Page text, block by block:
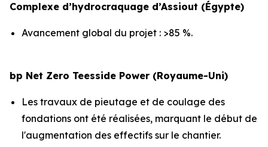
Complexe d’hydrocraquage d’Assiout (Égypte)
Avancement global du projet : >85 %.
bp Net Zero Teesside Power (Royaume-Uni)
Les travaux de pieutage et de coulage des
fondations ont été réalisées, marquant le début de
l'augmentation des effectifs sur le chantier.